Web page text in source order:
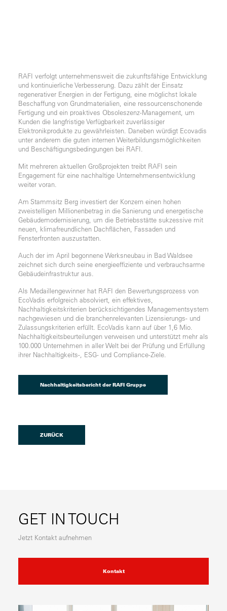
RAFI verfolgt unternehmensweit die zukunftsfähige Entwicklung
und kontinuierliche Verbesserung. Dazu zählt der Einsatz
regenerativer Energien in der Fertigung, eine möglichst lokale
Beschaffung von Grundmaterialien, eine ressourcenschonende
Fertigung und ein proaktives Obsoleszenz-Management, um
Kunden die langfristige Verfügbarkeit zuverlässiger
Elektronikprodukte zu gewährleisten. Daneben würdigt Ecovadis
unter anderem die guten internen Weiterbildungsmöglichkeiten
und Beschäftigungsbedingungen bei RAFI.
Mit mehreren aktuellen Großprojekten treibt RAFI sein
Engagement für eine nachhaltige Unternehmensentwicklung
weiter voran.
Am Stammsitz Berg investiert der Konzern einen hohen
zweistelligen Millionenbetrag in die Sanierung und energetische
Gebäudemodernisierung, um die Betriebsstätte sukzessive mit
neuen, klimafreundlichen Dachflächen, Fassaden und
Fensterfronten auszustatten.
Auch der im April begonnene Werksneubau in Bad Waldsee
zeichnet sich durch seine energieeffiziente und verbrauchsarme
Gebäudeinfrastruktur aus.
Als Medaillengewinner hat RAFI den Bewertungsprozess von
EcoVadis erfolgreich absolviert, ein effektives,
Nachhaltigkeitskriterien berücksichtigendes Managementsystem
nachgewiesen und die branchenrelevanten Lizensierungs- und
Zulassungskriterien erfüllt. EcoVadis kann auf über 1,6 Mio.
Nachhaltigkeitsbeurteilungen verweisen und unterstützt mehr als
100.000 Unternehmen in aller Welt bei der Prüfung und Erfüllung
ihrer Nachhaltigkeits-, ESG- und Compliance-Ziele.
Nachhaltigkeitsbericht der RAFI Gruppe
ZURÜCK
GET IN TOUCH
Jetzt Kontakt aufnehmen
Kontakt